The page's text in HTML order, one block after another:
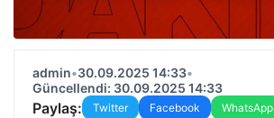
admin•30.09.2025 14:33•
Güncellendi: 30.09.2025 14:33
Paylaş: Twitter Facebook WhatsApp